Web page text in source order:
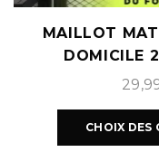
MAILLOT
DOMICILE
CHOIX DES